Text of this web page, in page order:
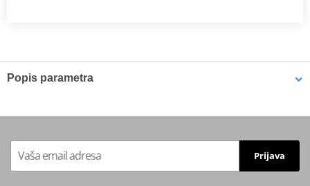
Popis parametra
APPROVAL
Prijava